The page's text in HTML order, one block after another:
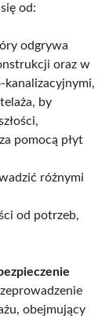
od:
odgrywa
oraz w
kanalizacyjnymi,
by
pomocą płyt
różnymi
od potrzeb,
obejmujący